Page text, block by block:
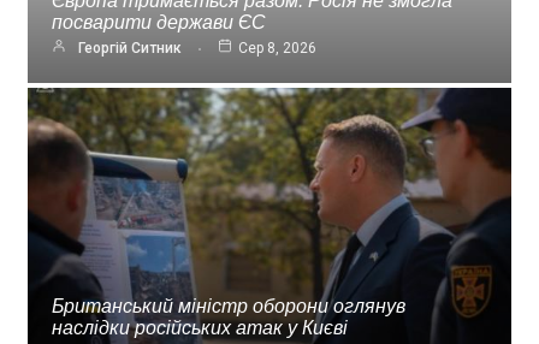
посварити держави ЄС
Георгій Ситник Сер 8, 2026
Британський міністр оборони оглянув
наслідки російських атак у Києві